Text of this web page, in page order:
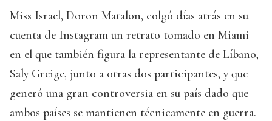
Miss Israel, Doron Matalon, colgó días atrás en su
cuenta de Instagram un retrato tomado en Miami
en el que también figura la representante de Líbano,
Saly Greige, junto a otras dos participantes, y que
generó una gran controversia en su país dado que
ambos países se mantienen técnicamente en guerra.